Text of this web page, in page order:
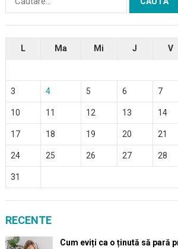
după:
L Ma Mi J V
3 4 5 6 7
10 11 12 13 14
17 18 19 20 21
24 25 26 27 28
31
RECENTE
Cum eviți ca o ținută să pară